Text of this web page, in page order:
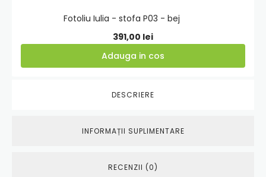
Fotoliu Iulia - stofa P03 - bej
391,00 lei
Adauga in cos
DESCRIERE
INFORMAȚII SUPLIMENTARE
RECENZII (0)